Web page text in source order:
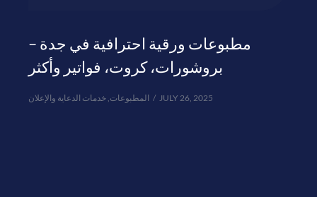
مطبوعات ورقية احترافية في جدة –
بروشورات، كروت، فواتير وأكثر
المطبوعات, خدمات الدعاية والإعلان JULY 26, 2025